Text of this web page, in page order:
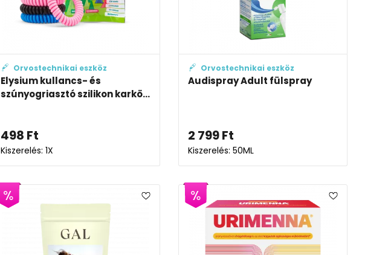
Orvostechnikai eszköz
Elysium kullancs- és
szúnyogriasztó szilikon karkö...
498 Ft
Kiszerelés: 1X
Orvostechnikai eszköz
Audispray Adult fülspray
2 799Ft
Kiszerelés: 50ML